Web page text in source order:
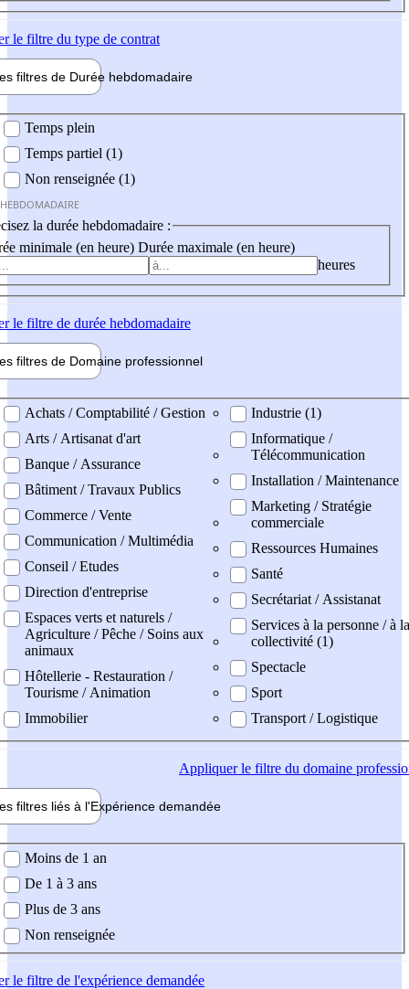
le filtre du type de contrat
filtres de Durée hebdomadaire
Temps plein
Temps partiel (1)
Non renseignée (1)
la durée hebdomadaire :
minimale (en heure) Durée maximale (en heure)
heures
le filtre de durée hebdomadaire
filtres de Domaine professionnel
professionel
Achats / Comptabilité / Gestion
Arts / Artisanat d'art
Banque / Assurance
Bâtiment / Travaux Publics
Commerce / Vente
Communication / Multimédia
Conseil / Etudes
Direction d'entreprise
Espaces verts et naturels /
Agriculture / Pêche / Soins aux
animaux
Hôtellerie - Restauration /
Tourisme / Animation
Immobilier
Industrie (1)
Informatique /
Télécommunication
Installation / Maintenance
Marketing / Stratégie
commerciale
Ressources Humaines
Santé
Secrétariat / Assistanat
Services à la personne / à la
collectivité (1)
Spectacle
Sport
Transport / Logistique
Appliquerle filtre du domaine
filtres liés à l'Expérience demandée
demandée
Moins de 1 an
De 1 à 3 ans
Plus de 3 ans
Non renseignée
le filtre de l'expérience demandée